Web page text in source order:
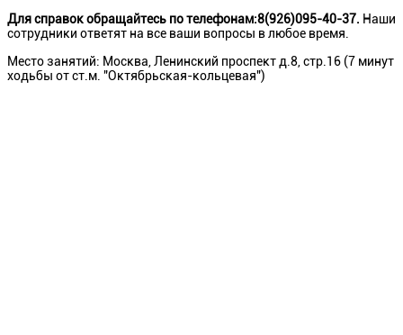
Для справок обращайтесь по телефонам:8(926)095-40-37. Наши
сотрудники ответят на все ваши вопросы в любое время.
Место занятий: Москва, Ленинский проспект д.8, стр.16 (7 минут
ходьбы от ст.м. "Октябрьская-кольцевая")